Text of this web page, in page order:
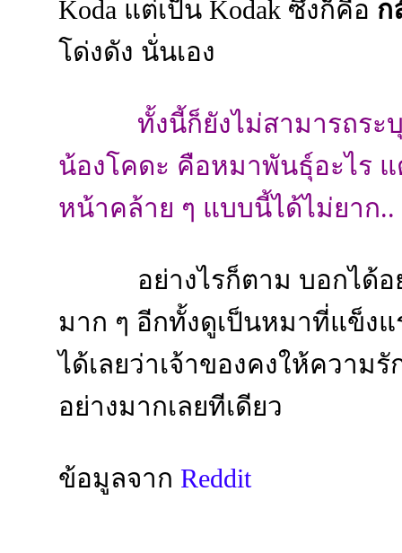
Koda แต่เป็น Kodak ซึ่งก็คือ ก
โด่งดัง นั่นเอง
ทั้งนี้ก็ยังไม่สามารถระ
น้องโคดะ คือหมาพันธุ์อะไร
หน้าคล้าย ๆ แบบนี้ได้ไม่ยาก..
อย่างไรก็ตาม บอกได้
มาก ๆ อีกทั้งดูเป็นหมาที่แข็ง
ได้เลยว่าเจ้าของคงให้ความ
อย่างมากเลยทีเดียว
ข้อมูลจาก Reddit